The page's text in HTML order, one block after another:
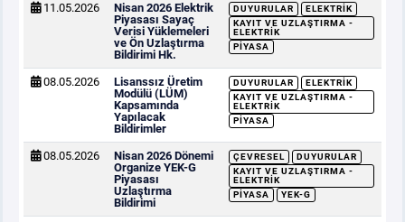
11.05.2026
Nisan 2026 Elektrik
Piyasası Sayaç
Verisi Yüklemeleri
ve Ön Uzlaştırma
Bildirimi Hk.
DUYURULAR
ELEKTRIK
KAYIT VE UZLAŞTIRMA -
ELEKTRIK
PIYASA
08.05.2026
Lisanssız Üretim
Modülü (LÜM)
Kapsamında
Yapılacak
Bildirimler
DUYURULAR
ELEKTRIK
KAYIT VE UZLAŞTIRMA -
ELEKTRIK
PIYASA
08.05.2026
Nisan 2026 Dönemi
Organize YEK-G
Piyasası
Uzlaştırma
Bildirimi
ÇEVRESEL
DUYURULAR
KAYIT VE UZLAŞTIRMA -
ELEKTRIK
PIYASA
YEK-G